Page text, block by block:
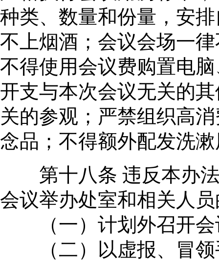
种类、数量和份量，安
不上烟酒；会议会场一
不得使用会议费购置电
开支与本次会议无关的
关的参观；严禁组织高
念品；不得额外配发洗
第十八条 违反本办法
会议举办处室和相关人
（一）计划外召开会
（二）以虚报、冒领